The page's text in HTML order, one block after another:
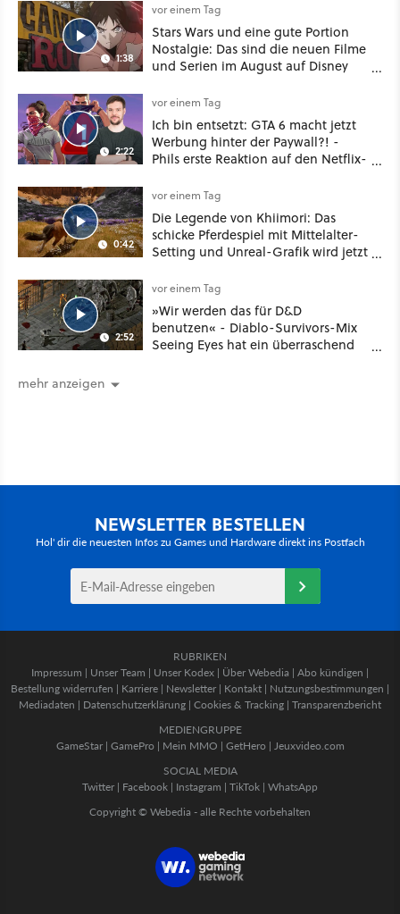
1:38
vor einem Tag
Stars Wars und eine gute Portion
Nostalgie: Das sind die neuen Filme
und Serien im August auf Disney
2:22
vor einem Tag
Ich bin entsetzt: GTA 6 macht jetzt
Werbung hinter der Paywall?! -
Phils erste Reaktion auf den Netflix-
0:42
vor einem Tag
Die Legende von Khiimori: Das
schicke Pferdespiel mit Mittelalter-
Setting und Unreal-Grafik wird jetzt
2:52
vor einem Tag
»Wir werden das für D&D
benutzen« - Diablo-Survivors-Mix
Seeing Eyes hat ein überraschend
mehr anzeigen
NEWSLETTER BESTELLEN
Hol' dir die neuesten Infos zu Games und Hardware direkt ins Postfach
RUBRIKEN
Impressum | Unser Team | Unser Kodex | Über Webedia | Abo kündigen |
Bestellung widerrufen | Karriere | Newsletter | Kontakt | Nutzungsbestimmungen |
Mediadaten | Datenschutzerklärung | Cookies & Tracking | Transparenzbericht
MEDIENGRUPPE
GameStar| GamePro | Mein MMO | GetHero | Jeuxvideo.com
SOCIAL MEDIA
Twitter | Facebook | Instagram | TikTok | WhatsApp
Copyright © Webedia - alle Rechte vorbehalten